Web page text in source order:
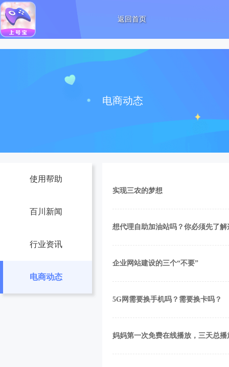
返回首页
电商动态
使用帮助
百川新闻
行业资讯
电商动态
实现三农的梦想
想代理自助加油站吗？你必须先了解
企业网站建设的三个“不要”
5G网需要换手机吗？需要换卡吗？
妈妈第一次免费在线播放，三天总播